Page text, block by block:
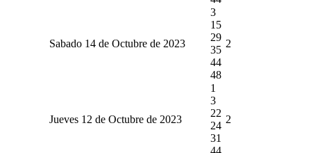
Sabado 14 de Octubre de 2023
3
15
29
35
44
48
2
Jueves 12 de Octubre de 2023
1
3
22
24
31
44
2